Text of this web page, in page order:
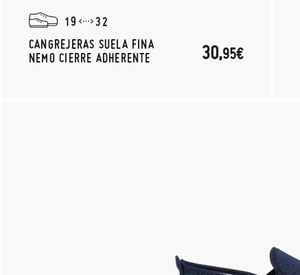
19
32
CANGREJERAS SUELA FINA
NEMO CIERRE ADHERENTE
30,95€